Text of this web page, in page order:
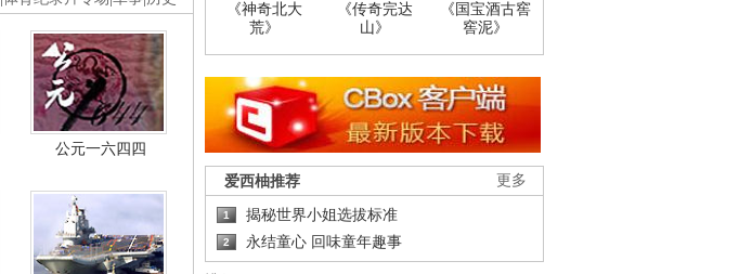
公元一六四四
《神奇北大
荒》
《传奇完达
山》
《国宝酒古窖
窖泥》
更多
爱西柚推荐
1 揭秘世界小姐选拔标准
2 永结童心 回味童年趣事